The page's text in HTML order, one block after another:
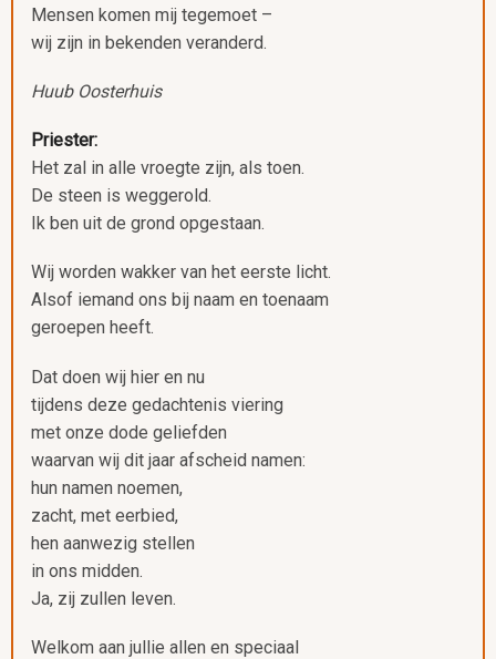
Mensen komen mij tegemoet –
wij zijn in bekenden veranderd.
Huub Oosterhuis
Priester:
Het zal in alle vroegte zijn, als toen.
De steen is weggerold.
Ik ben uit de grond opgestaan.
Wij worden wakker van het eerste licht.
Alsof iemand ons bij naam en toenaam
geroepen heeft.
Dat doen wij hier en nu
tijdens deze gedachtenis viering
met onze dode geliefden
waarvan wij dit jaar afscheid namen:
hun namen noemen,
zacht, met eerbied,
hen aanwezig stellen
in ons midden.
Ja, zij zullen leven.
Welkom aan jullie allen en speciaal